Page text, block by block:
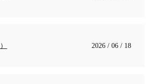
2026 / 06 / 18